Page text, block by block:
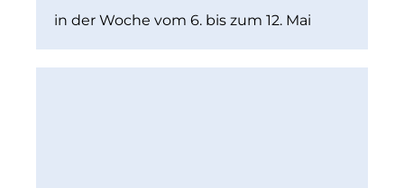
in der Woche vom 6. bis zum 12. Mai